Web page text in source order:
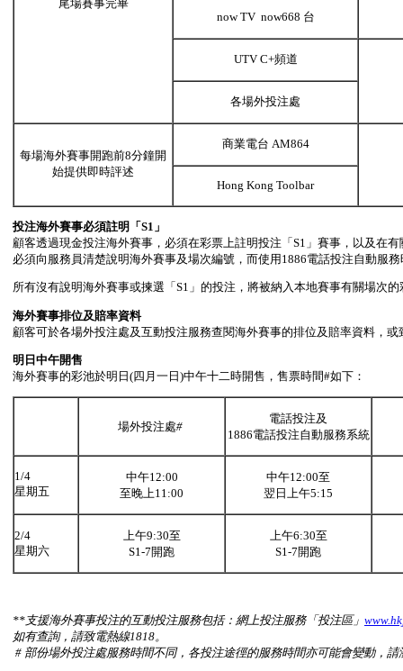
尾場賽事完畢
now TV now668 台
UTV C+頻道
各場外投注處
每場海外賽事開跑前8分鐘開
始提供即時評述
商業電台 AM864
Hong Kong Toolbar
投注海外賽事必須註明「 S1 」
顧客透過現金投注海外賽事，必須在彩票上註明投注「S1」賽事，以及在
必須向服務員清楚說明海外賽事及場次編號，而使用1886電話投注自動服
所有沒有說明海外賽事或揀選「S1」的投注，將被納入本地賽事有關場次的
海外賽事排位及賠率資料
顧客可於各場外投注處及互動投注服務查閱海外賽事的排位及賠率資料，
明日中午開售
海外賽事的彩池於明日(四月一日)中午十二時開售，售票時間#如下：
場外投注處#
電話投注及
1886電話投注自動服務系統
1/4
星期五
中午12:00
至晚上11:00
中午12:00至
翌日上午5:15
2/4
星期六
上午9:30至
S1-7開跑
上午6:30至
S1-7開跑
**支援海外賽事投注的互動投注服務包括：網上投注服務「投注區」
如有查詢，請致電熱線1818。
# 部份場外投注處服務時間不同，各投注途徑的服務時間亦可能會變動，請